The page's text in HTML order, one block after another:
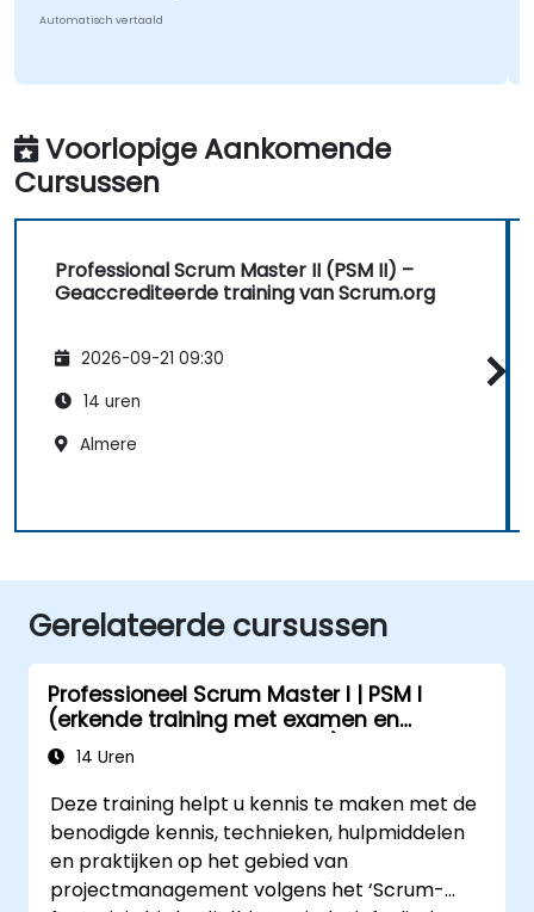
Automatisch vertaald
Voorlopige Aankomende
Cursussen
Professional Scrum Master II (PSM II) –
Geaccrediteerde training van Scrum.org
2026-09-21 09:30
14 uren
Almere
Gerelateerde cursussen
Professioneel Scrum Master I | PSM I
(erkende training met examen en
certificering van Scrum.org)
14 Uren
Deze training helpt u kennis te maken met de
benodigde kennis, technieken, hulpmiddelen
en praktijken op het gebied van
projectmanagement volgens het ‘Scrum-